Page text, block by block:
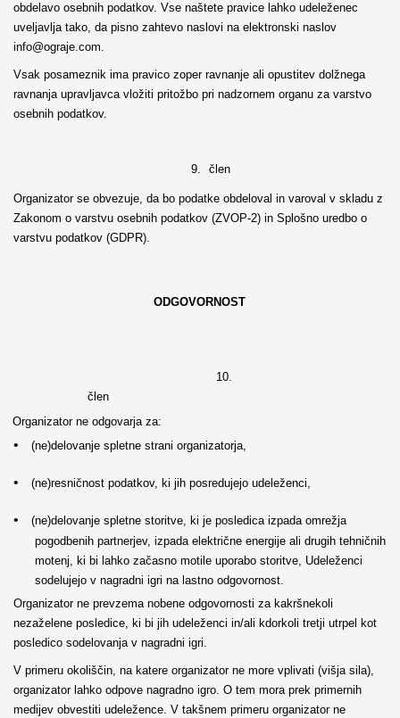
obdelavo osebnih podatkov. Vse naštete pravice lahko udeleženec
uveljavlja tako, da pisno zahtevo naslovi na elektronski naslov
info@ograje.com.
Vsak posameznik ima pravico zoper ravnanje ali opustitev dolžnega
ravnanja upravljavca vložiti pritožbo pri nadzornem organu za varstvo
osebnih podatkov.
9. člen
Organizator se obvezuje, da bo podatke obdeloval in varoval v skladu z
Zakonom o varstvu osebnih podatkov (ZVOP-2) in Splošno uredbo o
varstvu podatkov (GDPR).
ODGOVORNOST
10.
člen
Organizator ne odgovarja za:
• (ne)delovanje spletne strani organizatorja,
• (ne)resničnost podatkov, ki jih posredujejo udeleženci,
•
(ne)delovanje spletne storitve, ki je posledica izpada omrežja
pogodbenih partnerjev, izpada električne energije ali drugih tehničnih
motenj, ki bi lahko začasno motile uporabo storitve, Udeleženci
sodelujejo v nagradni igri na lastno odgovornost.
Organizator ne prevzema nobene odgovornosti za kakršnekoli
nezaželene posledice, ki bi jih udeleženci in/ali kdorkoli tretji utrpel kot
posledico sodelovanja v nagradni igri.
V primeru okoliščin, na katere organizator ne more vplivati (višja sila),
organizator lahko odpove nagradno igro. O tem mora prek primernih
medijev obvestiti udeležence. V takšnem primeru organizator ne